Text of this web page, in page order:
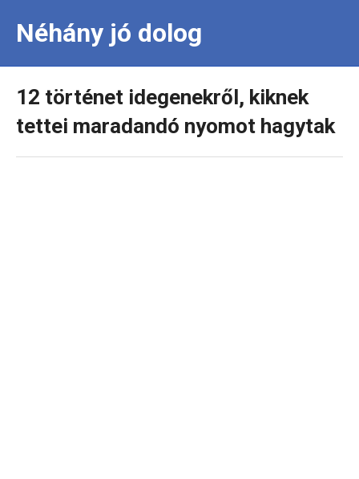
Néhány jó dolog
12 történet idegenekről, kiknek
tettei maradandó nyomot hagytak